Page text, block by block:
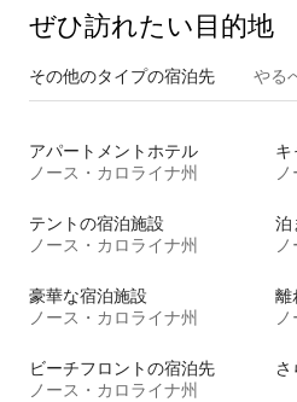
ぜひ訪⁠れ⁠た⁠い目⁠的⁠地
その他のタ⁠イ⁠プ⁠の宿⁠泊⁠先 やる
アパートメントホテル
ノース・カロライナ州
キ
テントの宿泊施設
ノース・カロライナ州
泊
豪華な宿泊施設
ノース・カロライナ州
離
ビーチフロントの宿泊先
ノース・カロライナ州
さ